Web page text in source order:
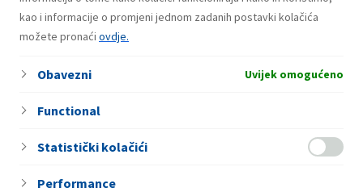
kao i informacije o promjeni jednom zadanih postavki kolačića
možete pronaći ovdje.
Obavezni Uvijek omogućeno
Functional
Statistički kolačići
Performance
Dobitnici drugog kruga nagradne igre
“Coca-Cola te rashladi, INA/EP CLUB te